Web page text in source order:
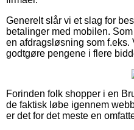
Generelt slår vi et slag for
betalinger med mobilen.
en afdragsløsning som f.eks.
godtgøre pengene i flere
Forinden folk shopper i en
de faktisk løbe igennem
er det for det meste en